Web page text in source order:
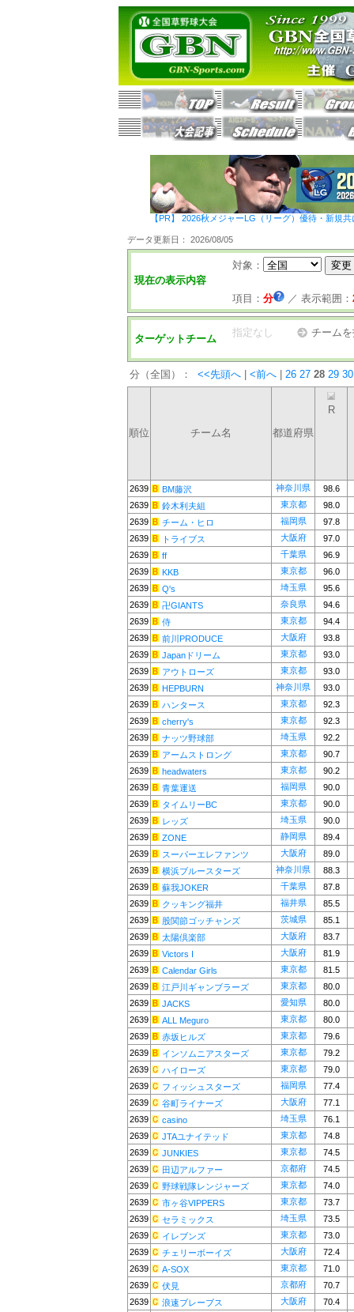
【PR】 2026秋メジャーLG（リーグ）優待・新規
データ更新日： 2026/08/05
現在の表示内容
対象：
項目： 分 ／ 表示範囲：
ターゲットチーム
指定なし チーム
分（全国）： <<先頭へ <前へ 26 27 28 29 30
順位 チーム名 都道府県
R
2639 BM藤沢 神奈川県
98.6
2639
鈴木利夫組 東京都
98.0
2639
チーム・ヒロ 福岡県
97.8
2639
トライブス 大阪府
97.0
2639
ff 千葉県
96.9
2639
KKB 東京都
96.0
2639
Q's 埼玉県
95.6
2639
卍GIANTS 奈良県
94.6
2639
侍 東京都
94.4
2639
前川PRODUCE 大阪府
93.8
2639
Japanドリーム 東京都
93.0
2639
アウトローズ 東京都
93.0
2639
HEPBURN 神奈川県
93.0
2639
ハンタース 東京都
92.3
2639
cherry's 東京都
92.3
2639
ナッツ野球部 埼玉県
92.2
2639
アームストロング 東京都
90.7
2639
headwaters 東京都
90.2
2639
青葉運送 福岡県
90.0
2639
タイムリーBC 東京都
90.0
2639
レッズ 埼玉県
90.0
2639
ZONE 静岡県
89.4
2639
スーパーエレファンツ 大阪府
89.0
2639
横浜ブルースターズ 神奈川県
88.3
2639
蘇我JOKER 千葉県
87.8
2639
クッキング福井 福井県
85.5
2639
股関節ゴッチャンズ 茨城県
85.1
2639
太陽倶楽部 大阪府
83.7
2639
Victors I 大阪府
81.9
2639
Calendar Girls 東京都
81.5
2639
江戸川ギャンブラーズ 東京都
80.0
2639
JACKS 愛知県
80.0
2639
ALL Meguro 東京都
80.0
2639
赤坂ヒルズ 東京都
79.6
2639
インソムニアスターズ 東京都
79.2
2639
ハイローズ 東京都
79.0
2639
フィッシュスターズ 福岡県
77.4
2639
谷町ライナーズ 大阪府
77.1
2639
casino 埼玉県
76.1
2639
JTAユナイテッド 東京都
74.8
2639
JUNKIES 東京都
74.5
2639
田辺アルファー 京都府
74.5
2639
野球戦隊レンジャーズ 東京都
74.0
2639
市ヶ谷VIPPERS 東京都
73.7
2639
セラミックス 埼玉県
73.5
2639
イレブンズ 東京都
73.0
2639
チェリーボーイズ 大阪府
72.4
2639
A-SOX 東京都
71.0
2639
伏見 京都府
70.7
2639
浪速ブレーブス 大阪府
70.4